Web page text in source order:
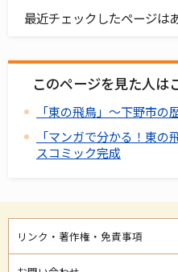
最近チェックしたページは
このページを見た人は
「東の飛鳥」～下野市の
「マンガで分かる！東
スコミック完成
リンク・著作権・免責事項